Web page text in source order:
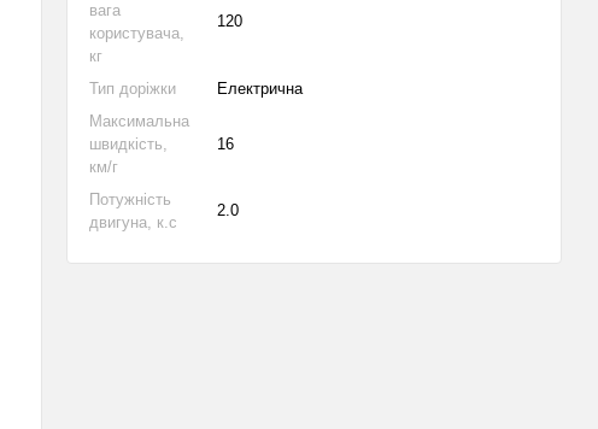
вага
користувача,
кг
120
Тип доріжки
Електрична
Максимальна
швидкість,
км/г
16
Потужність
двигуна, к.с
2.0